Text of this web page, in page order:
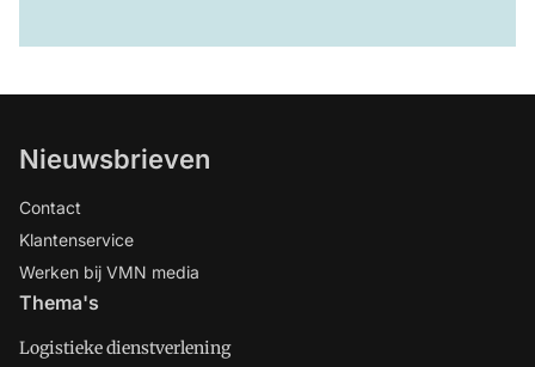
Nieuwsbrieven
Contact
Klantenservice
Werken bij VMN media
Thema's
Logistieke dienstverlening